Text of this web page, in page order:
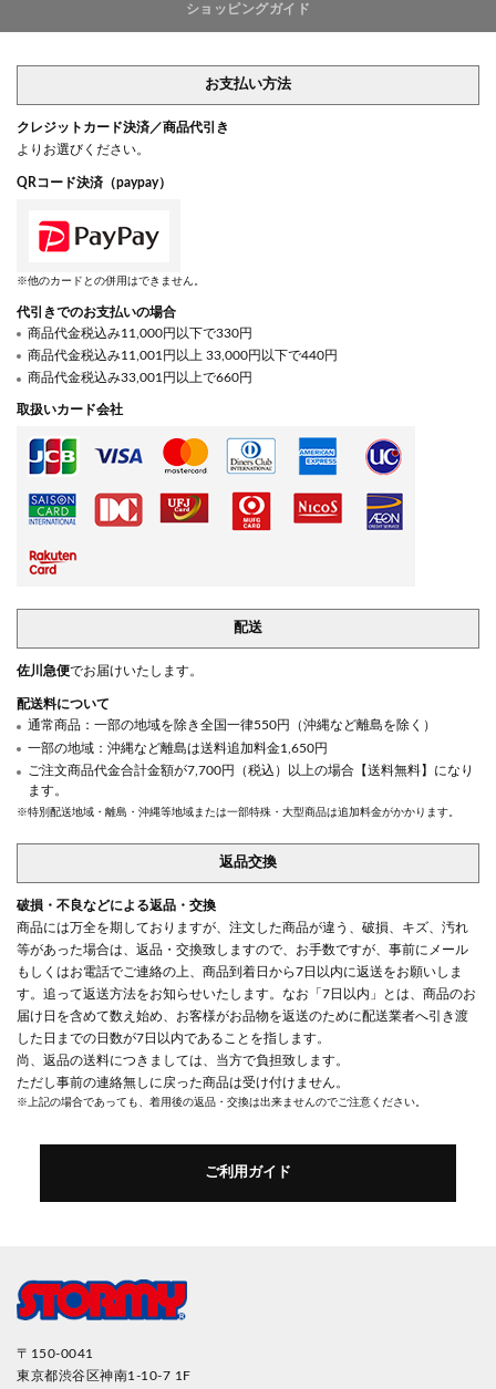
ショッピングガイド
お支払い方法
クレジットカード決済／商品代引き
よりお選びください。
QRコード決済（paypay）
※他のカードとの併用はできません。
代引きでのお支払いの場合
商品代金税込み11,000円以下で330円
商品代金税込み11,001円以上 33,000円以下で440円
商品代金税込み33,001円以上で660円
取扱いカード会社
配送
佐川急便でお届けいたします。
配送料について
通常商品：一部の地域を除き全国一律550円（沖縄など離島を除く）
一部の地域：沖縄など離島は送料追加料金1,650円
ご注文商品代金合計金額が7,700円（税込）以上の場合【送料無料】になり
ます。
※特別配送地域・離島・沖縄等地域または一部特殊・大型商品は追加料金がかかります。
返品交換
破損・不良などによる返品・交換
商品には万全を期しておりますが、注文した商品が違う、破損、キズ、汚れ
等があった場合は、返品・交換致しますので、お手数ですが、事前にメール
もしくはお電話でご連絡の上、商品到着日から7日以内に返送をお願いしま
す。追って返送方法をお知らせいたします。なお「7日以内」とは、商品のお
届け日を含めて数え始め、お客様がお品物を返送のために配送業者へ引き渡
した日までの日数が7日以内であることを指します。
尚、返品の送料につきましては、当方で負担致します。
ただし事前の連絡無しに戻った商品は受け付けません。
※上記の場合であっても、着用後の返品・交換は出来ませんのでご注意ください。
ご利用ガイド
〒150-0041
東京都渋谷区神南1-10-7 1F